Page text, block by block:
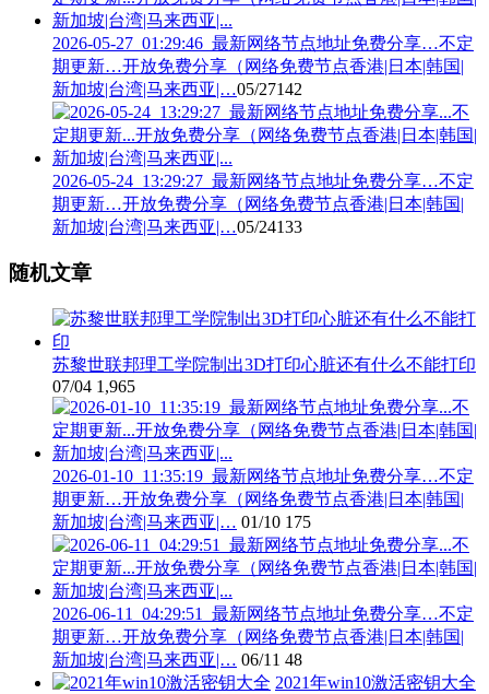
2026-05-27_01:29:46_最新网络节点地址免费分享…不定
期更新…开放免费分享（网络免费节点香港|日本|韩国|
新加坡|台湾|马来西亚|…05/27142
2026-05-24_13:29:27_最新网络节点地址免费分享…不定
期更新…开放免费分享（网络免费节点香港|日本|韩国|
新加坡|台湾|马来西亚|…05/24133
随机文章
苏黎世联邦理工学院制出3D打印心脏还有什么不能打印
07/04 1,965
2026-01-10_11:35:19_最新网络节点地址免费分享…不定
期更新…开放免费分享（网络免费节点香港|日本|韩国|
新加坡|台湾|马来西亚|… 01/10 175
2026-06-11_04:29:51_最新网络节点地址免费分享…不定
期更新…开放免费分享（网络免费节点香港|日本|韩国|
新加坡|台湾|马来西亚|… 06/11 48
2021年win10激活密钥大全